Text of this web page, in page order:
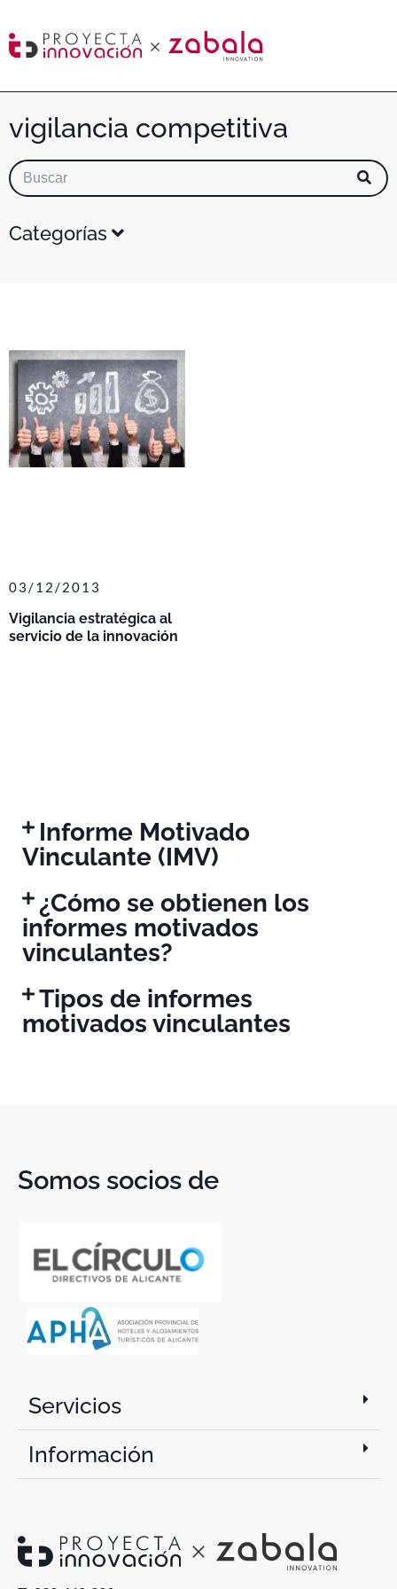
vigilancia competitiva
Categorías
Vigilancia estratégica al
servicio de la innovación
03/12/2013
Informe Motivado
Vinculante (IMV)
¿Cómo se obtienen los
informes motivados
vinculantes?
Tipos de informes
motivados vinculantes
Somos socios de
Servicios
Información